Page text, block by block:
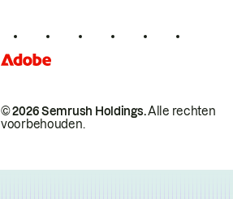
© 2026 Semrush Holdings.Alle rechten
voorbehouden.